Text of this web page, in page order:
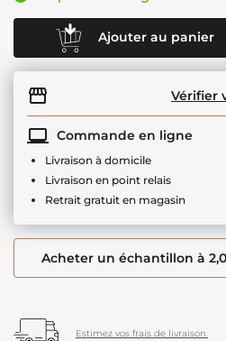
Ajouter au panier
Vérifier
Commande en ligne
Livraison à domicile
Livraison en point relais
Retrait gratuit en magasin
Acheter un échantillon à
Estimez vos frais de livraison.